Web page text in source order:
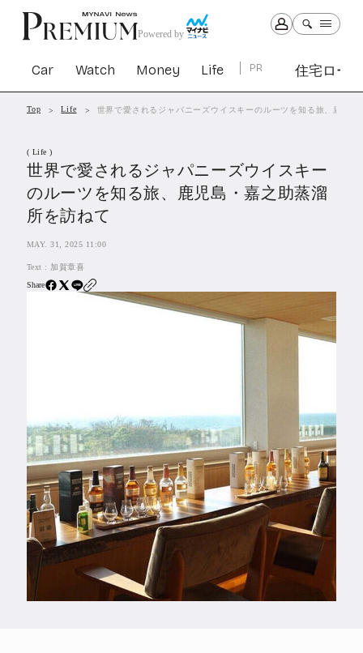
Powered by
Car Watch Money Life PR 住宅ロー
Car Watch Money Life
PR
住宅ローン
SBIネオトレード証券
Series
Top Life 世界で愛されるジャパニーズウイスキーのルーツを知る旅、鹿児島
( Life )
世界で愛されるジャパニーズウイスキー
のルーツを知る旅、鹿児島・嘉之助蒸溜
所を訪ねて
MAY. 31, 2025 11:00
Text : 加賀章喜
Share